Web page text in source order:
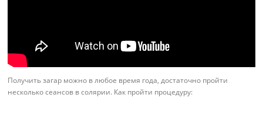
Получить загар можно в любое время года, достаточно пройти
несколько сеансов в солярии. Как пройти процедуру: